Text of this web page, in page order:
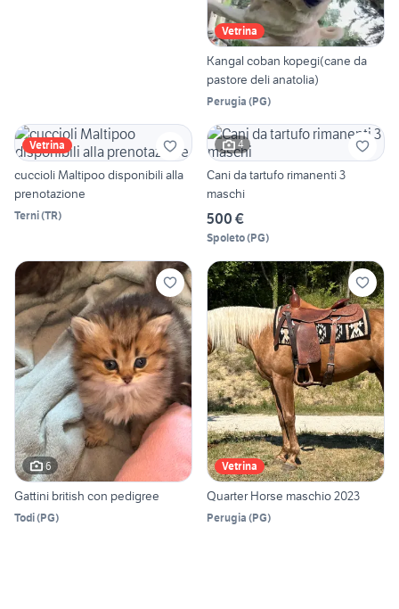
Vetrina
Kangal coban kopegi(cane da
pastore deli anatolia)
Perugia (PG)
Vetrina
cuccioli Maltipoo disponibili alla
prenotazione
Terni(TR)
4
Cani da tartufo rimanenti 3
maschi
500 €
Spoleto(PG)
6
Gattini british con pedigree
Todi(PG)
Vetrina
Quarter Horse maschio 2023
Perugia (PG)